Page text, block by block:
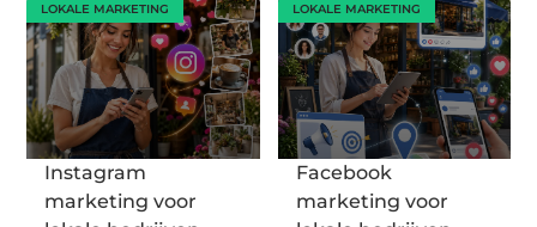
LOKALE MARKETING
Instagram
marketing voor
LOKALE MARKETING
Facebook
marketing voor